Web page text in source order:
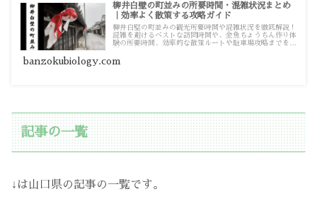
柳井白壁の町並みの所要時間・混雑状況まとめ
｜効率よく散策する攻略ガイド
柳井白壁の町並みの観光所要時間や混雑状況を徹底解説！
混雑を避けるベストな訪問時間や、金魚ちょうちん作り体
験の所要時間、効率的な散策ルートや駐車場攻略までを網
banzokubiology.com
記事の一覧
↓は山口県の記事の一覧です。